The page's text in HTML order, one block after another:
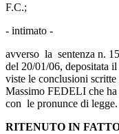
F.C.;
- intimato -
avverso la sentenza n.
del 20/01/06, depositata
viste le conclusioni
Massimo FEDELI che
con le pronunce di legge.
RITENUTO IN